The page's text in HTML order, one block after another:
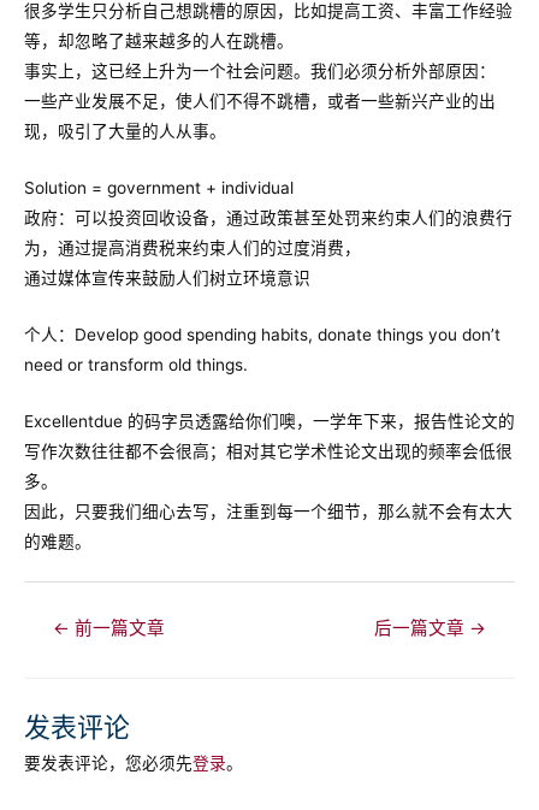
很多学生只分析自己想跳槽的原因，比如提高工资、丰富工作经验
等，却忽略了越来越多的人在跳槽。
事实上，这已经上升为一个社会问题。我们必须分析外部原因：
一些产业发展不足，使人们不得不跳槽，或者一些新兴产业的出
现，吸引了大量的人从事。
Solution = government + individual
政府：可以投资回收设备，通过政策甚至处罚来约束人们的浪费行
为，通过提高消费税来约束人们的过度消费，
通过媒体宣传来鼓励人们树立环境意识
个人：Develop good spending habits, donate things you don’t
need or transform old things.
Excellentdue 的码字员透露给你们噢，一学年下来，报告性论文的
写作次数往往都不会很高；相对其它学术性论文出现的频率会低很
多。
因此，只要我们细心去写，注重到每一个细节，那么就不会有太大
的难题。
航
← 前一篇文章 后一篇文章 →
发表评论
要发表评论，您必须先登录。